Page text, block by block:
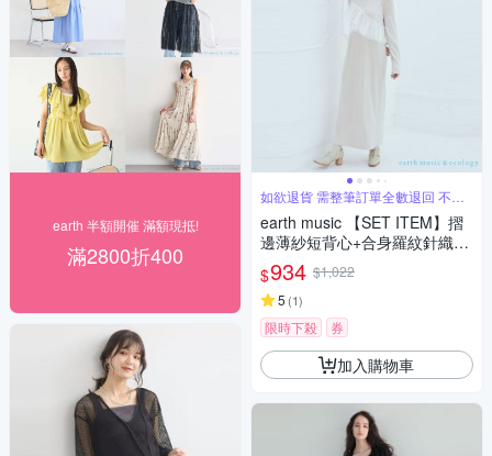
earth 半額開催 滿額現抵!
滿2800折400
如欲退貨 需整筆訂單全數退回 不能
單退
earth music 【SET ITEM】摺
邊薄紗短背心+合身羅紋針織洋
裝
$934 $1,022
5 (1)
限時下殺 券
加入購物車